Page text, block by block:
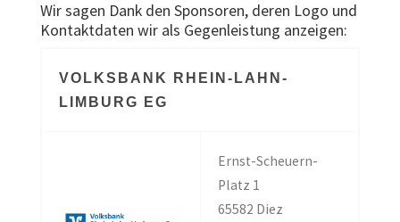
Wir sagen Dank den Sponsoren, deren Logo und
Kontaktdaten wir als Gegenleistung anzeigen:
VOLKSBANK RHEIN-LAHN-
LIMBURG EG
Ernst-Scheuern-
Platz 1
65582 Diez